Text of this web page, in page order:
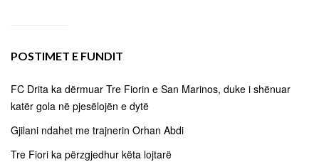
POSTIMET E FUNDIT
FC Drita ka dërmuar Tre Fiorin e San Marinos, duke i shënuar
katër gola në pjesëlojën e dytë
Gjilani ndahet me trajnerin Orhan Abdi
Tre Fiori ka përzgjedhur këta lojtarë